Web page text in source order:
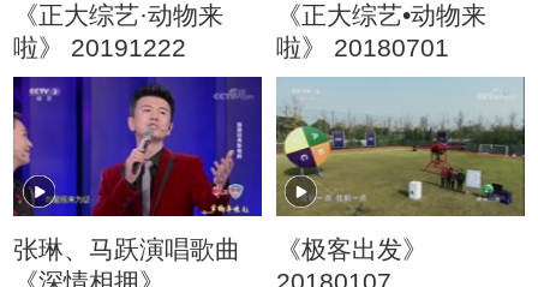
《正大综艺·动物来
啦》 20191222
《正大综艺•动物来
啦》 20180701
张琳、马跃演唱歌曲
《深情相拥》
《极客出发》
20180107